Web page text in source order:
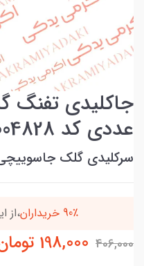
عددی کد 4004828
سرکلیدی گلک
90٪ خریداران
406,000
198,000